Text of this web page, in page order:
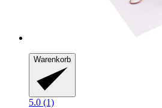
Warenkorb
5.0 (1)